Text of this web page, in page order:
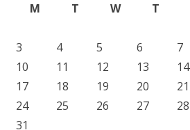
M
T W T
3
4 5 6 7
10
11 12 13 14
17
18 19 20 21
24
25 26 27 28
31